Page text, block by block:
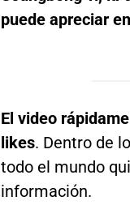
puede apreciar
El video
likes. Dentro de
todo el mundo
información.